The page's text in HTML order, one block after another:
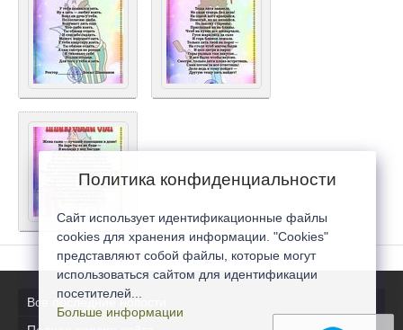
Все последние новости
Политика конфиденциальности
Сайт использует идентификационные файлы
cookies для хранения информации. "Cookies"
представляют собой файлы, которые могут
использоваться сайтом для идентификации
посетителей...
Больше информации